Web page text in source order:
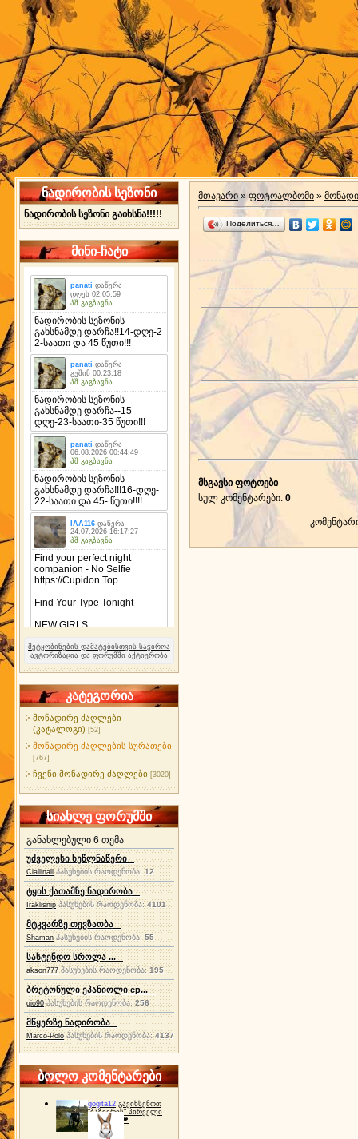
ნადირობის სეზონი
ნადირობის სეზონი გაიხსნა!!!!!
მინი-ჩატი
შეტყობინების დამატებისთვის საჭიროა
ავტორიზაცია და ფორუმში აქტიურობა
კატეგორია
მონადირე ძაღლები
(კატალოგი) [52]
მონადირე ძაღლების სურათები
[767]
ჩვენი მონადირე ძაღლები [3020]
სიახლე ფორუმში
განახლებული 6 თემა
უძველესი ხეწლნაწერი
Ciallinall პასუხების რაოდენობა:12
ტყის ქათამზე ნადირობა
Iraklisnip პასუხების რაოდენობა: 4101
მტკვარზე თევზაობა
Shaman პასუხების რაოდენობა:55
სასტენდო სროლა ...
akson777 პასუხების რაოდენობა:195
ბრეტონული ეპანიოლი ep...
gio90 პასუხების რაოდენობა:256
მწყერზე ნადირობა
Marco-Polo პასუხების რაოდენობა:4137
ბოლო კომენტარები
gogita12 გავიხსენოთ
"ბაზიერის" პირველი
ტურნირი ❤
მთავარი » ფოტოალბომი »
Поделиться…
მსგავსი ფოტოები
სულ კომენტარები: 0